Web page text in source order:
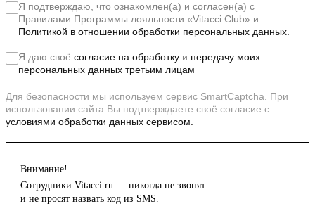
Я подтверждаю, что ознакомлен(а) и согласен(а) с
Правилами Программы лояльности «Vitacci Club» и
Политикой в отношении обработки персональных данных.
Я даю своё согласие на обработку и передачу моих
персональных данных третьим лицам
Для безопасности мы используем сервис SmartCaptcha. При
использовании сайта Вы подтверждаете своё согласие с
условиями обработки данных сервисом.
Внимание!
Сотрудники Vitacci.ru — никогда не звонят
и не просят назвать код из SMS.